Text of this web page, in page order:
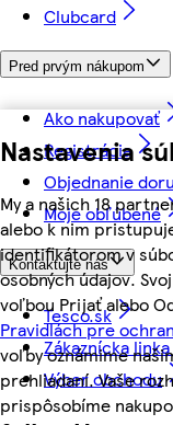
Nastavenia
My a našich 18
alebo k nim
identifikátorom v
osobných údajov.
voľbou Prijať alebo
Pravidlách pre
voľby oznámime
prehliadaní. Vaše
prispôsobíme
Clubcard
Pred prvým nákupom
Ako nakupovať
Registrácia
Objednanie
Moje obľúbené
Kontaktujte nás
Tesco.sk
Zákaznícka
Výber obchodu